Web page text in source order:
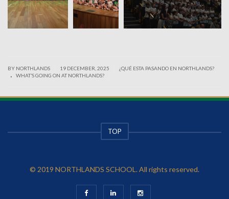
BY NORTHLANDS 19 DECEMBER, 2025 ¿QUÉ ESTA PASANDO EN NORTHLANDS?
. WHAT’S GOING ON AT NORTHLANDS?
TOP
© 2019 NORTHLANDS SCHOOL. All rights reserved.